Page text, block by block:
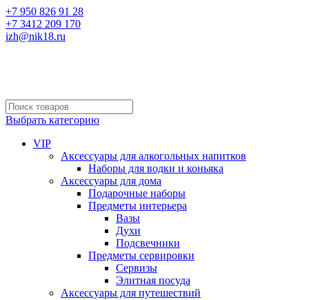
+7 950 826 91 28
+7 3412 209 170
izh@nik18.ru
Выбрать категорию
VIP
Аксессуары для алкогольных напитков
Наборы для водки и коньяка
Аксессуары для дома
Подарочные наборы
Предметы интерьера
Вазы
Духи
Подсвечники
Предметы сервировки
Сервизы
Элитная посуда
Аксессуары для путешествий